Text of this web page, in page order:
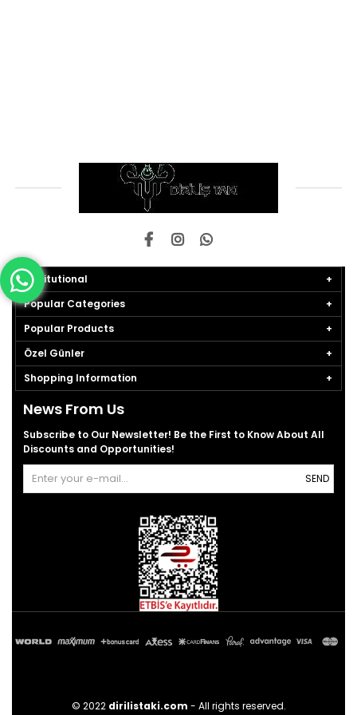
Institutional
Popular Categories
Popular Products
Özel Günler
Shopping Information
News From Us
Subscribe to Our Newsletter! Be the First to Know About All
Discounts and Opportunities!
SEND
© 2022 dirilistaki.com - All rights reserved.